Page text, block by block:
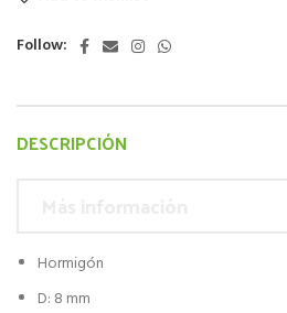
Follow:
DESCRIPCIÓN
Hormigón
D: 8 mm